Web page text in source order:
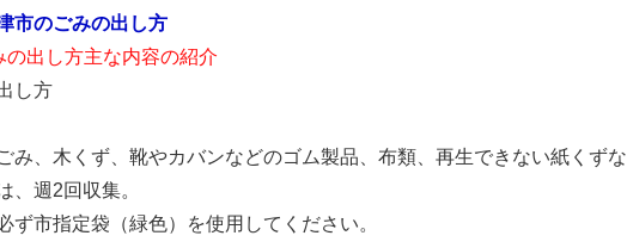
市のごみの出し方
の出し方主な内容の紹介
し方
み、木くず、靴やカバンなどのゴム製品、布類、再生できない紙くずな
、週2回収集。
ず市指定袋（緑色）を使用してください。